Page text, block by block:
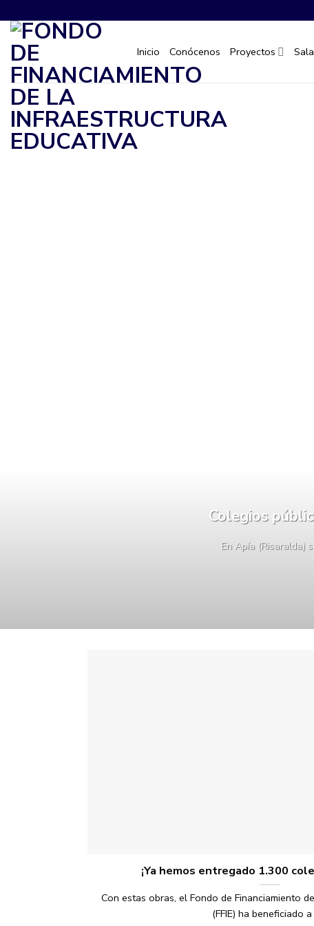
al
contenido
Inicio Conócenos Proyectos
Colegios
En Apía (Risaralda)
¡Ya hemos entregado 1.300
Con estas obras, el Fondo de Financiamiento
(FFIE) ha beneficiado a